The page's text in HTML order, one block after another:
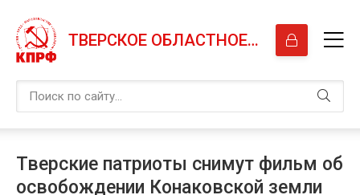
ТВЕРСКОЕ ОБЛАСТНОЕ ОТДЕЛЕНИЕ КПРФ
Тверские патриоты снимут фильм об
освобождении Конаковской земли